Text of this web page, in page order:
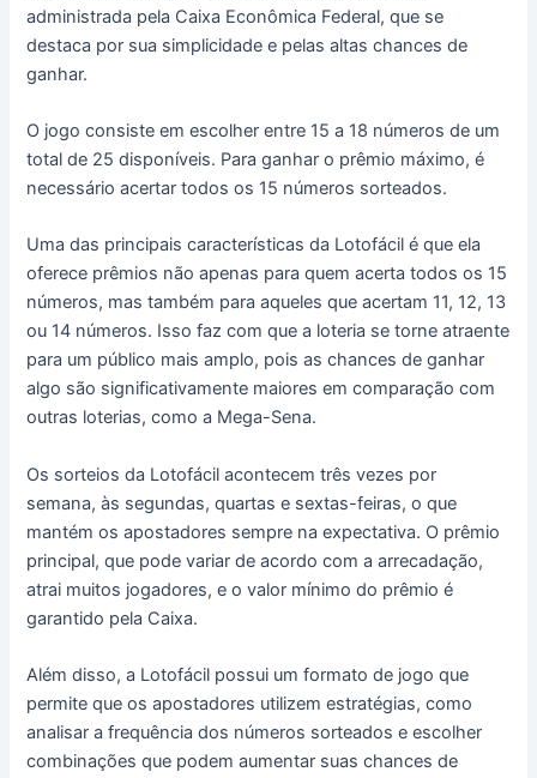
administrada pela Caixa Econômica Federal, que se
destaca por sua simplicidade e pelas altas chances de
ganhar.
O jogo consiste em escolher entre 15 a 18 números de um
total de 25 disponíveis. Para ganhar o prêmio máximo, é
necessário acertar todos os 15 números sorteados.
Uma das principais características da Lotofácil é que ela
oferece prêmios não apenas para quem acerta todos os 15
números, mas também para aqueles que acertam 11, 12, 13
ou 14 números. Isso faz com que a loteria se torne atraente
para um público mais amplo, pois as chances de ganhar
algo são significativamente maiores em comparação com
outras loterias, como a Mega-Sena.
Os sorteios da Lotofácil acontecem três vezes por
semana, às segundas, quartas e sextas-feiras, o que
mantém os apostadores sempre na expectativa. O prêmio
principal, que pode variar de acordo com a arrecadação,
atrai muitos jogadores, e o valor mínimo do prêmio é
garantido pela Caixa.
Além disso, a Lotofácil possui um formato de jogo que
permite que os apostadores utilizem estratégias, como
analisar a frequência dos números sorteados e escolher
combinações que podem aumentar suas chances de